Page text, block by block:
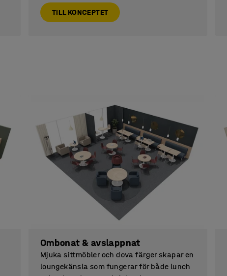
TILL KONCEPTET
Ombonat & avslappnat
Mjuka sittmöbler och dova färger skapar en
loungekänsla som fungerar för både lunch